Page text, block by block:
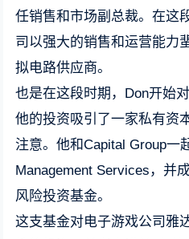
任销售和市场副总裁。在这
司以强大的销售和运营能力
拟电路供应商。
也是在这段时期，Don开始
他的投资吸引了一家私有
注意。他和Capital Group一
Management Services，并
风险投资基金。
这支基金对电子游戏公司雅